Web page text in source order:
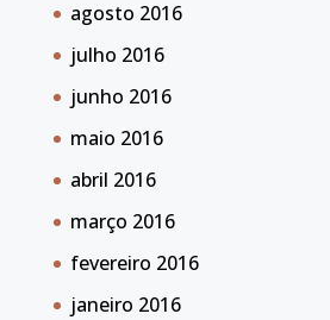
agosto 2016
julho 2016
junho 2016
maio 2016
abril 2016
março 2016
fevereiro 2016
janeiro 2016